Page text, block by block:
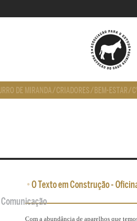
DE MIRANDA/CRIADORES/ BEM-ESTAR/
•O Texto em Construção -
Com a abundância de aparelhos que